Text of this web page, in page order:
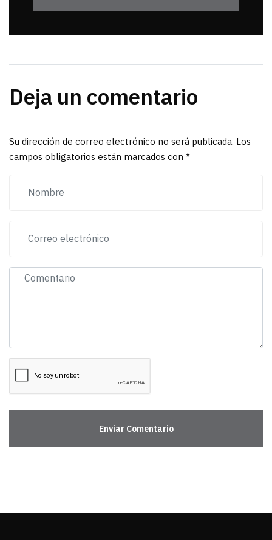
Deja un comentario
Su dirección de correo electrónico no será publicada. Los
campos obligatorios están marcados con *
Enviar Comentario